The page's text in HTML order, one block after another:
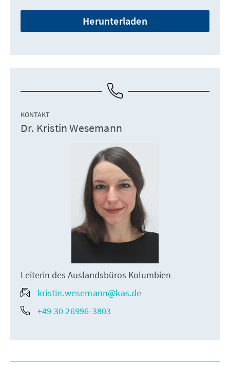
Herunterladen
KONTAKT
Dr. Kristin Wesemann
Leiterin des Auslandsbüros Kolumbien
kristin.wesemann@kas.de
+49 30 26996-3803